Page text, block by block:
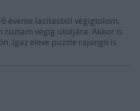
évente lazításból végigtolom,
zúztam végig utoljára. Akkor is
Igaz eleve puzzle rajongó is